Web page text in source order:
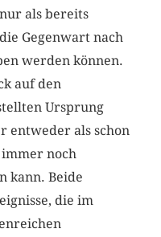
als bereits
Gegenwart nach
werden können.
auf den
Ursprung
entweder als schon
immer noch
kann. Beide
die im